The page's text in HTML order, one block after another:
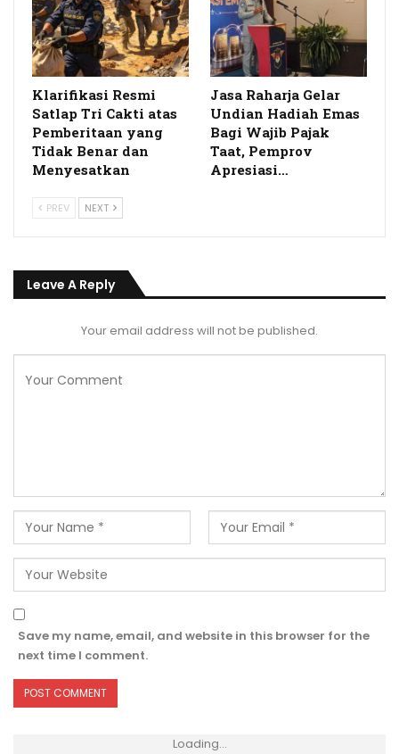
Klarifikasi Resmi
Satlap Tri Cakti atas
Pemberitaan yang
Tidak Benar dan
Menyesatkan
Jasa Raharja Gelar
Undian Hadiah Emas
Bagi Wajib Pajak
Taat, Pemprov
Apresiasi…
PREV NEXT
Leave A Reply
Your email address will not be published.
Save my name, email, and website in this browser for the
next time I comment.
Loading...